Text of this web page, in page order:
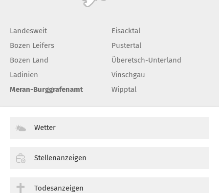
Landesweit
Bozen Leifers
Bozen Land
Ladinien
Meran-Burggrafenamt
Eisacktal
Pustertal
Überetsch-Unterland
Vinschgau
Wipptal
Wetter
Stellenanzeigen
Todesanzeigen